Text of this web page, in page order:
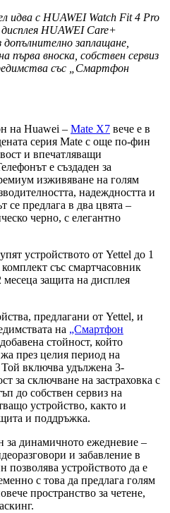
идва с HUAWEI Watch Fit 4 Pro
HUAWEI Care+
допълнително заплащане,
първа вноска, собствен сервиз
със „Смартфон
на Huawei – Mate X7 вече е в
серия Mate с още по-фин
и впечатляващи
е създаден за
изживяване на голям
надеждността и
се предлага в два цвята –
черно, с елегантно
устройството от Yettel до 1
със смартчасовник
защита на дисплея
предлагани от Yettel, и
на „Смартфон
стойност, който
през целия период на
Той включва удължена 3-
за сключване на застраховка с
до собствен сервиз на
устройство, както и
и поддръжка.
за динамичното ежедневие –
и забавление в
устройството да е
с това да предлага голям
пространство за четене,